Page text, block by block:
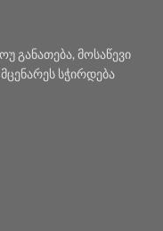
განათება, მოსაწევი
სჭირდება